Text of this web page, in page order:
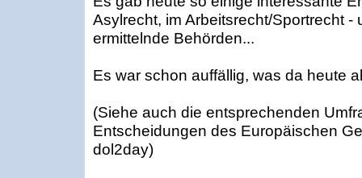
Asylrecht, im Arbeitsrecht/Sportrecht -
ermittelnde Behörden...
Es war schon auffällig, was da heute
(Siehe auch die entsprechenden
Entscheidungen des Europäischen
dol2day)